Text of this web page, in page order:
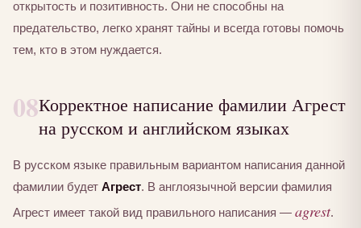
открытость и позитивность. Они не способны на
предательство, легко хранят тайны и всегда готовы помочь
тем, кто в этом нуждается.
08Корректное написание фамилии Агрест
на русском и английском языках
В русском языке правильным вариантом написания данной
фамилии будет Агрест. В англоязычной версии фамилия
Агрест имеет такой вид правильного написания — agrest.